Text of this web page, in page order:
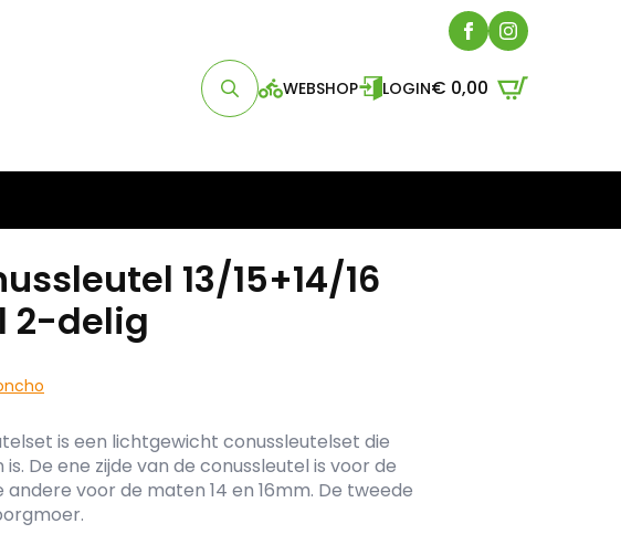
WEBSHOP LOGIN€ 0,00
13/15+14/16
2-delig
is een lichtgewicht conussleutelset die
De ene zijde van de conussleutel is voor de
andere voor de maten 14 en 16mm. De tweede